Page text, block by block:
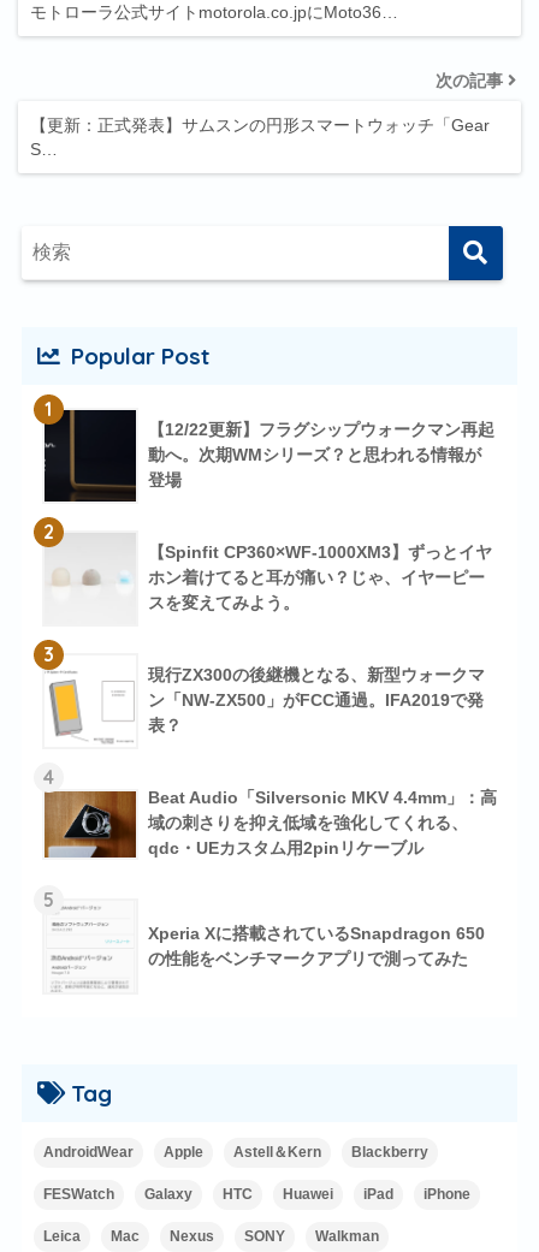
モトローラ公式サイトmotorola.co.jpにMoto36…
次の記事
【更新：正式発表】サムスンの円形スマートウォッチ「Gear
S…
Popular Post
1
【12/22更新】フラグシップウォークマン再起
動へ。次期WMシリーズ？と思われる情報が
登場
2
【Spinfit CP360×WF-1000XM3】ずっとイヤ
ホン着けてると耳が痛い？じゃ、イヤーピー
スを変えてみよう。
3
現行ZX300の後継機となる、新型ウォークマ
ン「NW-ZX500」がFCC通過。IFA2019で発
表？
4
Beat Audio「Silversonic MKV 4.4mm」：高
域の刺さりを抑え低域を強化してくれる、
qdc・UEカスタム用2pinリケーブル
5
Xperia Xに搭載されているSnapdragon 650
の性能をベンチマークアプリで測ってみた
Tag
AndroidWear Apple Astell＆Kern Blackberry
FESWatch Galaxy HTC Huawei iPad iPhone
Leica Mac Nexus SONY Walkman